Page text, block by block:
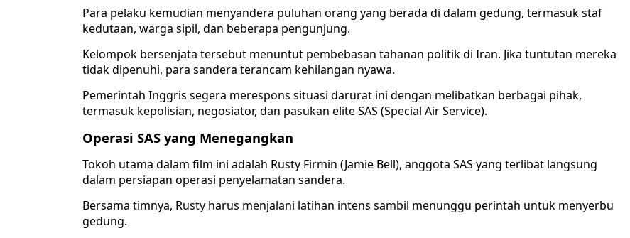
Para pelaku kemudian menyandera puluhan orang yang berada di dalam gedung, termasuk staf
kedutaan, warga sipil, dan beberapa pengunjung.
Kelompok bersenjata tersebut menuntut pembebasan tahanan politik di Iran. Jika tuntutan mereka
tidak dipenuhi, para sandera terancam kehilangan nyawa.
Pemerintah Inggris segera merespons situasi darurat ini dengan melibatkan berbagai pihak,
termasuk kepolisian, negosiator, dan pasukan elite SAS (Special Air Service).
Operasi SAS yang Menegangkan
Tokoh utama dalam film ini adalah Rusty Firmin (Jamie Bell), anggota SAS yang terlibat langsung
dalam persiapan operasi penyelamatan sandera.
Bersama timnya, Rusty harus menjalani latihan intens sambil menunggu perintah untuk menyerbu
gedung.